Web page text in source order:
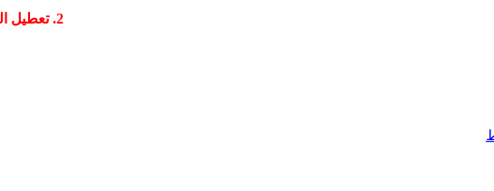
2. تعطيل التشغيل التلقائي للفيديو على اجهزة الاندرويد